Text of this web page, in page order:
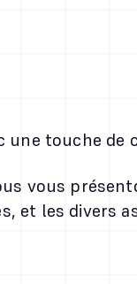
une touche de
vous
et les divers